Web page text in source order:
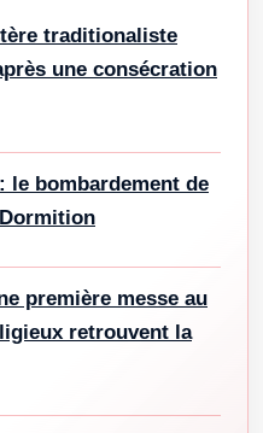
traditionaliste
une consécration
le bombardement de
première messe au
retrouvent la